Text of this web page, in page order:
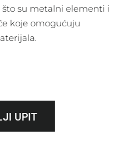
su metalni elementi i
koje omogućuju
UPIT